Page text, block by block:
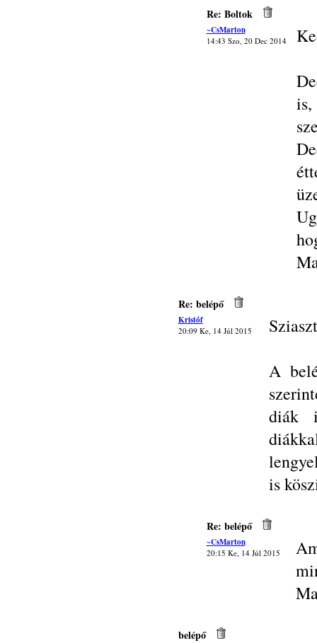
Re: Boltok
~CsMarton
14:43 Szo, 20 Dec 2014
is,
Re: belépő
Kristóf
20:09 Ke, 14 Júl 2015
A
diák
is
Re: belépő
~CsMarton
20:15 Ke, 14 Júl 2015
belépő